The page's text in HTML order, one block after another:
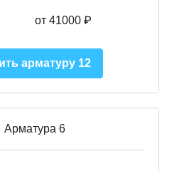
от 41000 ₽
арматуру 12
Арматура 6